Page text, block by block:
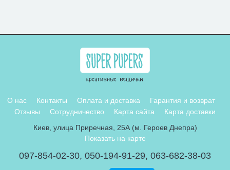
О нас Контакты Оплата и доставка
Гарантия и возврат
Отзывы
Сотрудничество Карта сайта
Карта доставки
Киев, улица Приречная, 25А (м. Героев Днепра)
Показать на карте
097-854-02-30, 050-194-91-29, 063-682-38-03